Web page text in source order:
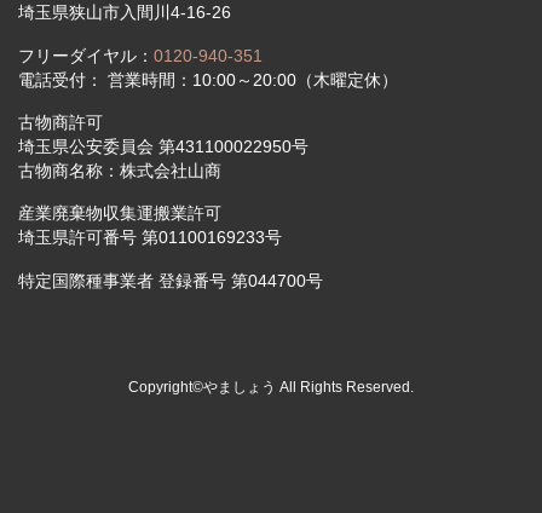
埼玉県狭山市入間川4-16-26
フリーダイヤル： 0120-940-351
電話受付： 営業時間：10:00～20:00（木曜定休）
古物商許可
埼玉県公安委員会 第431100022950号
古物商名称：株式会社山商
産業廃棄物収集運搬業許可
埼玉県許可番号 第01100169233号
特定国際種事業者 登録番号 第044700号
Copyright©やましょう All Rights Reserved.